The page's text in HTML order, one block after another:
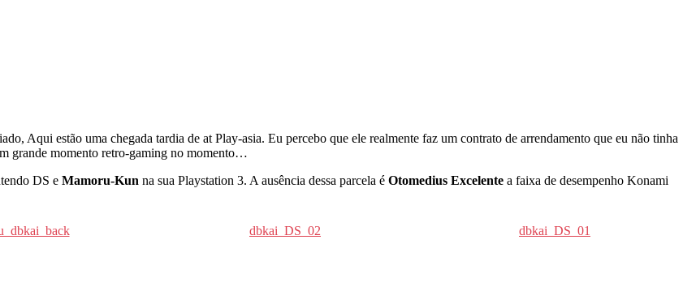
Aqui estão uma chegada tardia de at Play-asia. Eu percebo que ele realmente faz um contrato de arrendamento que eu não tinha
grande momento retro-gaming no momento…
DS e Mamoru-Kun na sua Playstation 3. A ausência dessa parcela é Otomedius Excelente a faixa de desempenho Konami
dbkai_DS_02 dbkai_DS_01